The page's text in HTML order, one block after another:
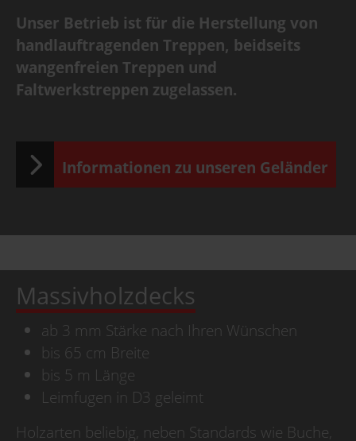
Unser Betrieb ist für die Herstellung von
handlauftragenden Treppen, beidseits
wangenfreien Treppen und
Faltwerkstreppen zugelassen.
Informationen zu unseren Geländer
Massivholzdecks
ab 3 mm Stärke nach Ihren Wünschen
bis 65 cm Breite
bis 5 m Länge
Leimfugen in D3 geleimt
Holzarten beliebig, neben Standards wie Buche,